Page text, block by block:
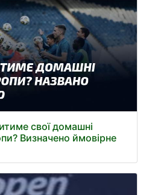
свої домашні
Визначено ймовірне